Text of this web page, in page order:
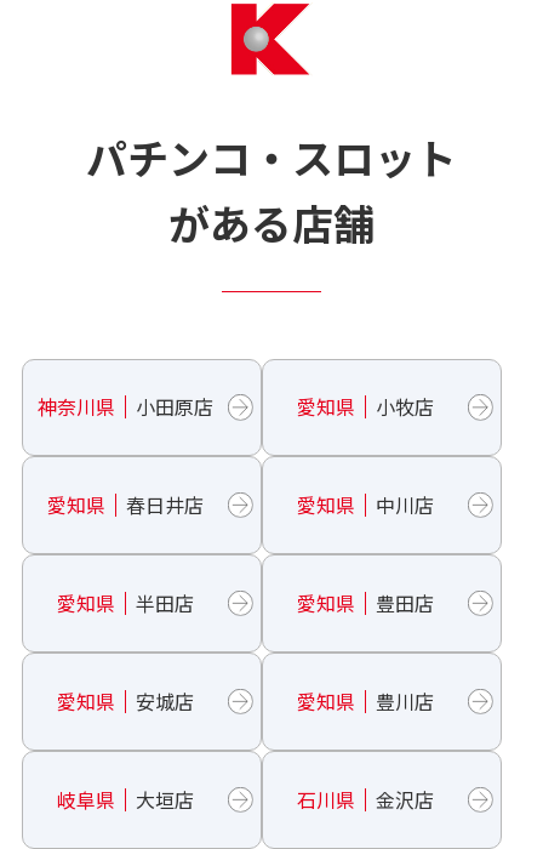
パチンコ・スロット
がある店舗
神奈川県 小田原店 愛知県 小牧店
愛知県 春日井店 愛知県 中川店
愛知県 半田店 愛知県 豊田店
愛知県 安城店 愛知県 豊川店
岐阜県 大垣店 石川県 金沢店